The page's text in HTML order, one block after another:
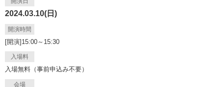
2024.03.10(日)
開演時間
[開演]15:00～15:30
入場料
入場無料（事前申込み不要）
会場